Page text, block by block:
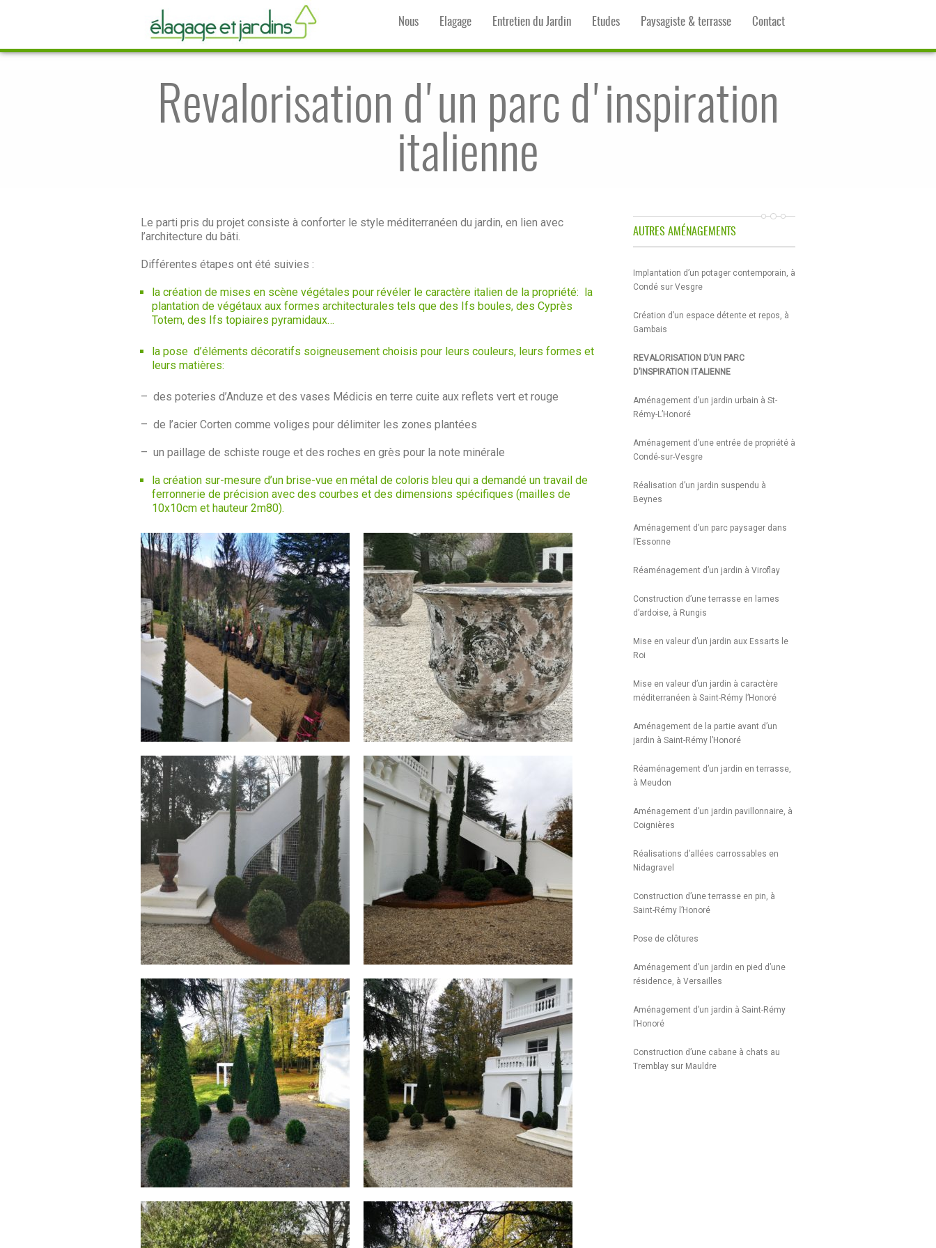
Contact
Paysagiste & terrasse
Etudes
Entretien du Jardin
Elagage
Nous
Revalorisation d'un parc d'inspiration
italienne
Le parti pris du projet consiste à conforter le style méditerranéen du jardin, en lien avec
l’architecture du bâti.
Différentes étapes ont été suivies :
la création de mises en scène végétales pour révéler le caractère italien de la propriété: la
plantation de végétaux aux formes architecturales tels que des Ifs boules, des Cyprès
Totem, des Ifs topiaires pyramidaux…
la pose d’éléments décoratifs soigneusement choisis pour leurs couleurs, leurs formes et
leurs matières:
– des poteries d’Anduze et des vases Médicis en terre cuite aux reflets vert et rouge
– de l’acier Corten comme voliges pour délimiter les zones plantées
– un paillage de schiste rouge et des roches en grès pour la note minérale
la création sur-mesure d’un brise-vue en métal de coloris bleu qui a demandé un travail de
ferronnerie de précision avec des courbes et des dimensions spécifiques (mailles de
10x10cm et hauteur 2m80).
AUTRES AMÉNAGEMENTS
Implantation d’un potager contemporain, à
Condé sur Vesgre
Création d’un espace détente et repos, à
Gambais
REVALORISATION D’UN PARC
D’INSPIRATION ITALIENNE
Aménagement d’un jardin urbain à St-
Rémy-L’Honoré
Aménagement d’une entrée de propriété à
Condé-sur-Vesgre
Réalisation d’un jardin suspendu à
Beynes
Aménagement d’un parc paysager dans
l’Essonne
Réaménagement d’un jardin à Viroflay
Construction d’une terrasse en lames
d’ardoise, à Rungis
Mise en valeur d’un jardin aux Essarts le
Roi
Mise en valeur d’un jardin à caractère
méditerranéen à Saint-Rémy l’Honoré
Aménagement de la partie avant d’un
jardin à Saint-Rémy l’Honoré
Réaménagement d’un jardin en terrasse,
à Meudon
Aménagement d’un jardin pavillonnaire, à
Coignières
Réalisations d’allées carrossables en
Nidagravel
Construction d’une terrasse en pin, à
Saint-Rémy l’Honoré
Pose de clôtures
Aménagement d’un jardin en pied d’une
résidence, à Versailles
Aménagement d’un jardin à Saint-Rémy
l’Honoré
Construction d’une cabane à chats au
Tremblay sur Mauldre